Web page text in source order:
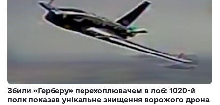
Збили «Герберу» перехоплювачем в лоб: 1020-й
полк показав унікальне знищення ворожого дрона